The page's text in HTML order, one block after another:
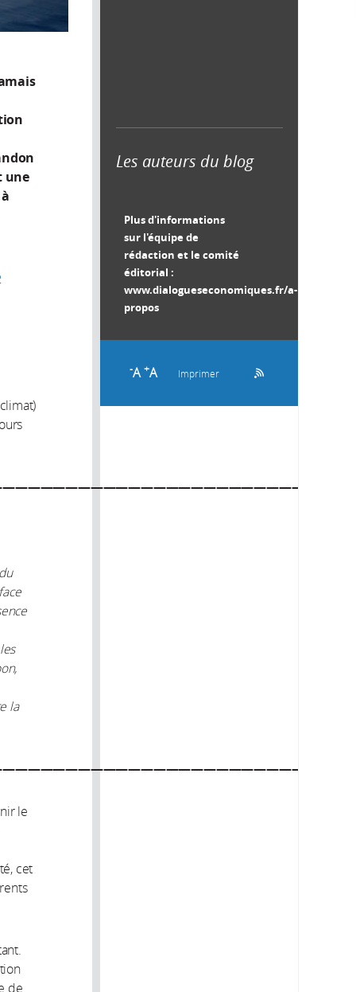
Les auteurs du blog
Plus d'informations
sur l'équipe de
rédaction et le comité
éditorial :
www.dialogueseconomiques.fr/a-
propos
-A +A Imprimer
une
la
le
cet
de